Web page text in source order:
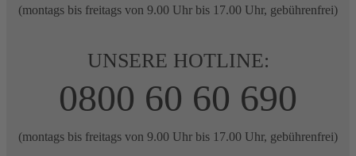
(montags bis freitags von 9.00 Uhr bis 17.00 Uhr, gebührenfrei)
UNSERE HOTLINE:
0800 60 60 690
(montags bis freitags von 9.00 Uhr bis 17.00 Uhr, gebührenfrei)